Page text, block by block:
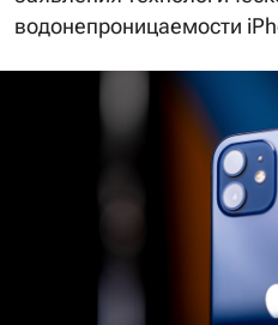
водонепроницаемости